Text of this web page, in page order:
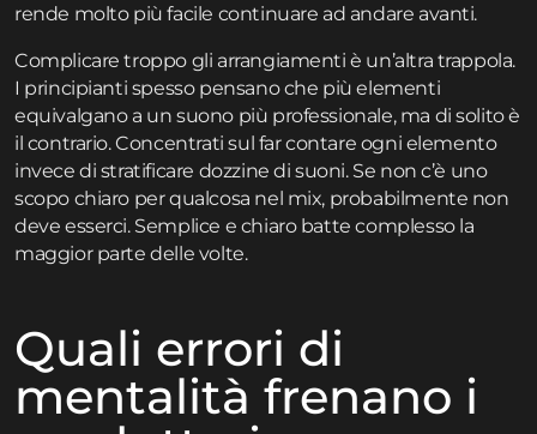
rende molto più facile continuare ad andare avanti.
Complicare troppo gli arrangiamenti è un’altra trappola.
I principianti spesso pensano che più elementi
equivalgano a un suono più professionale, ma di solito è
il contrario. Concentrati sul far contare ogni elemento
invece di stratificare dozzine di suoni. Se non c’è uno
scopo chiaro per qualcosa nel mix, probabilmente non
deve esserci. Semplice e chiaro batte complesso la
maggior parte delle volte.
Quali errori di
mentalità frenano i